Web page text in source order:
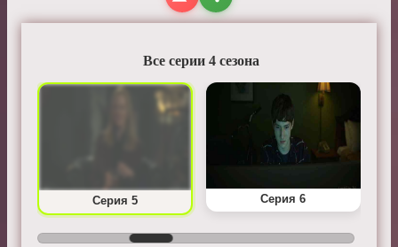
Все серии 4 сезона
Серия 5 Серия 6